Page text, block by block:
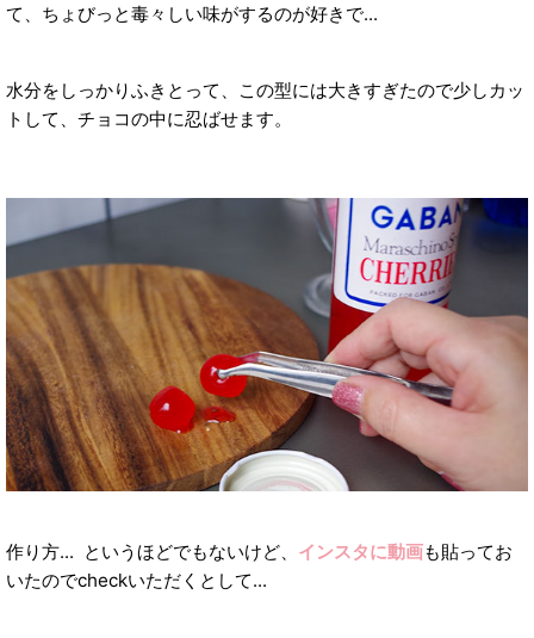
て、ちょびっと毒々しい味がするのが好きで...
水分をしっかりふきとって、この型には大きすぎたので少しカッ
トして、チョコの中に忍ばせます。
作り方... というほどでもないけど、 インスタに動画も貼ってお
いたのでcheckいただくとして...